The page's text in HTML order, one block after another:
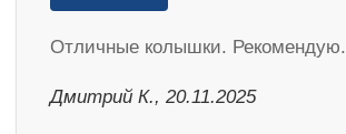
Отличные колышки. Рекомендую.
Дмитрий К., 20.11.2025